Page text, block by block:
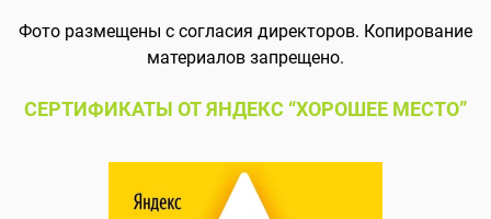
Фото размещены с согласия директоров. Копирование
материалов запрещено.
СЕРТИФИКАТЫ ОТ ЯНДЕКС “ХОРОШЕЕ МЕСТО”